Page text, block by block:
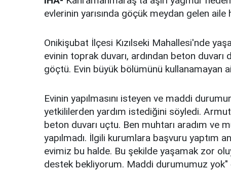
evlerinin yarısında göçük meydan gelen
Onikişubat İlçesi Kızılseki Mahallesi'nde
evinin toprak duvarı, ardından beton
göçtü. Evin büyük bölümünü kullanamayan
Evinin yapılmasını isteyen ve maddi
yetkililerden yardım istediğini söyledi.
beton duvarı uçtu. Ben muhtarı aradım ve
yapılmadı. İlgili kurumlara başvuru yaptım
evimiz bu halde. Bu şekilde yaşamak zor
destek bekliyorum. Maddi durumumuz yok"